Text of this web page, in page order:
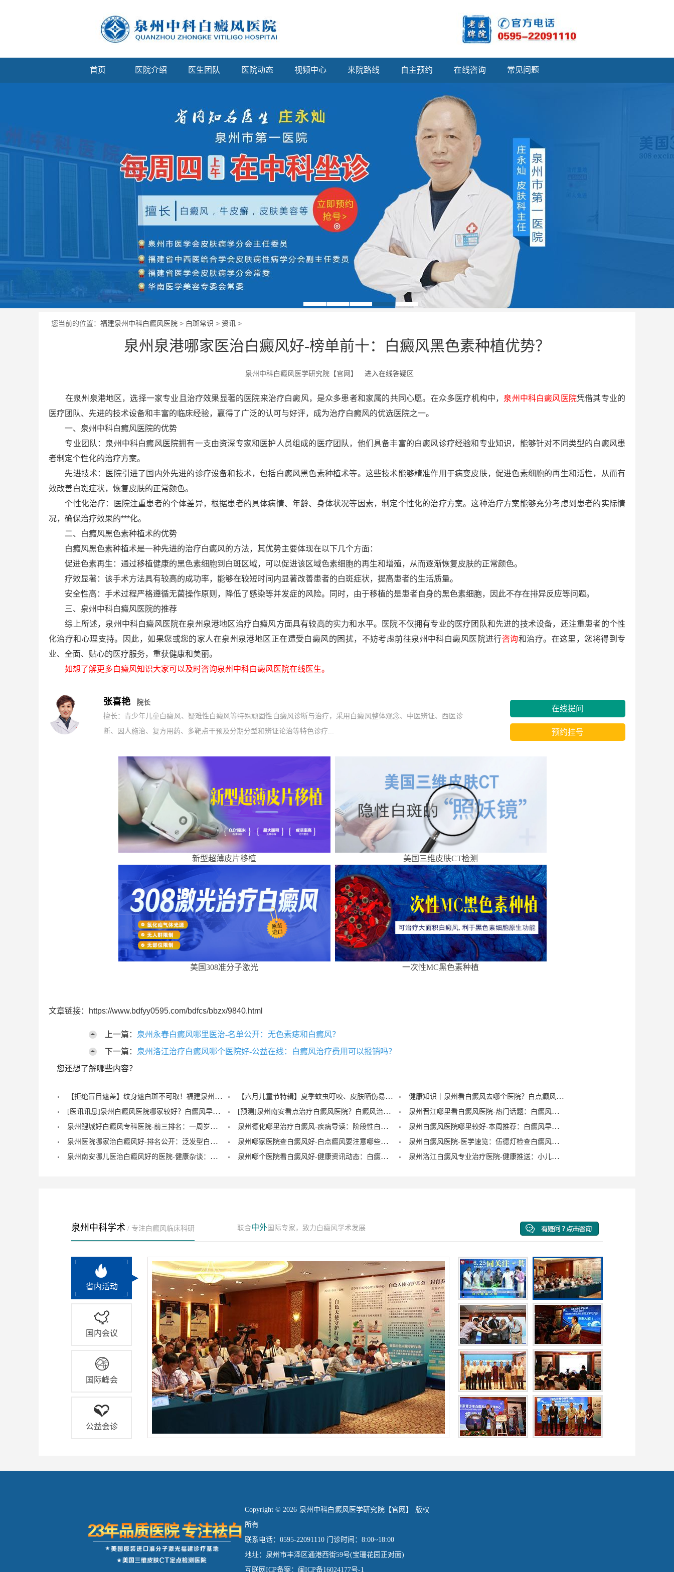
首页 医院介绍 医生团队 医院动态 视频中心 来院路线 自主预约 在线咨询 常见问题
您当前的位置： 福建泉州中科白癜风医院 > 白斑常识 > 资讯 >
泉州泉港哪家医治白癜风好-榜单前十：白癜风黑色素种植优势？
泉州中科白癜风医学研究院【官网】 进入在线答疑区
在泉州泉港地区，选择一家专业且治疗效果显著的医院来治疗白癜风，是众多患者和家属的共同心愿。在众多医疗机构中， 泉州中科白癜风医院凭借其专业的
医疗团队、先进的技术设备和丰富的临床经验，赢得了广泛的认可与好评，成为治疗白癜风的优选医院之一。
一、泉州中科白癜风医院的优势
专业团队：泉州中科白癜风医院拥有一支由资深专家和医护人员组成的医疗团队，他们具备丰富的白癜风诊疗经验和专业知识，能够针对不同类型的白癜风患
者制定个性化的治疗方案。
先进技术：医院引进了国内外先进的诊疗设备和技术，包括白癜风黑色素种植术等。这些技术能够精准作用于病变皮肤，促进色素细胞的再生和活性，从而有
效改善白斑症状，恢复皮肤的正常颜色。
个性化治疗：医院注重患者的个体差异，根据患者的具体病情、年龄、身体状况等因素，制定个性化的治疗方案。这种治疗方案能够充分考虑到患者的实际情
况，确保治疗效果的***化。
二、白癜风黑色素种植术的优势
白癜风黑色素种植术是一种先进的治疗白癜风的方法，其优势主要体现在以下几个方面：
促进色素再生：通过移植健康的黑色素细胞到白斑区域，可以促进该区域色素细胞的再生和增殖，从而逐渐恢复皮肤的正常颜色。
疗效显著：该手术方法具有较高的成功率，能够在较短时间内显著改善患者的白斑症状，提高患者的生活质量。
安全性高：手术过程严格遵循无菌操作原则，降低了感染等并发症的风险。同时，由于移植的是患者自身的黑色素细胞，因此不存在排异反应等问题。
三、泉州中科白癜风医院的推荐
综上所述，泉州中科白癜风医院在泉州泉港地区治疗白癜风方面具有较高的实力和水平。医院不仅拥有专业的医疗团队和先进的技术设备，还注重患者的个性
化治疗和心理支持。因此，如果您或您的家人在泉州泉港地区正在遭受白癜风的困扰，不妨考虑前往泉州中科白癜风医院进行咨询和治疗。在这里，您将得到专
业、全面、贴心的医疗服务，重获健康和美丽。
如想了解更多白癜风知识大家可以及时咨询泉州中科白癜风医院在线医生。
张喜艳
院长
擅长：青少年儿童白癜风、疑难性白癜风等特殊顽固性白癜风诊断与治疗，采用白癜风整体观念、中医辨证、西医诊
断、因人施治、复方用药、多靶点干预及分期分型和辨证论治等特色诊疗...
在线提问
预约挂号
新型超薄皮片移植 美国三维皮肤CT检测
美国308准分子激光 一次性MC黑色素种植
文章链接：https://www.bdfyy0595.com/bdfcs/bbzx/9840.html
上一篇： 泉州永春白癜风哪里医治-名单公开：无色素痣和白癜风？
下一篇： 泉州洛江治疗白癜风哪个医院好-公益在线：白癜风治疗费用可以报销吗？
您还想了解哪些内容？
【拒绝盲目遮盖】纹身遮白斑不可取！福建泉州中科白癜风医院倡导科学诊疗，从根源唤醒黑色素 【六月儿童节特辑】夏季蚊虫叮咬、皮肤晒伤易成白斑“催化剂”，泉州中科：儿童白癜风暑期护理记住三个要点！
健康知识｜泉州看白癜风去哪个医院？白点癫风早期可以自愈？
[医讯讯息]泉州白癜风医院哪家较好？白癜风早期症状能治愈？
[预测]泉州南安看点治疗白癜风医院？白癜风治疗后泛红是怎么回事？
泉州晋江哪里看白癜风医院-热门话题：白癜风症状有哪些？
泉州鲤城好白癜风专科医院-前三排名：一周岁宝宝有白癜风症状？
泉州德化哪里治疗白癜风-疾病导读：阶段性白癜风的症状？
泉州白癜风医院哪里较好-本周推荐：白癜风早期症状如何确诊？
泉州医院哪家治白癜风好-排名公开：泛发型白癜风怎么治疗才正确？
泉州哪家医院查白癜风好-白点癜风要注意哪些饮食禁忌？
泉州白癜风医院-医学速览：伍德灯检查白癜风症状？
泉州南安哪儿医治白癜风好的医院-健康杂谈：治疗儿童脚部白癜风要注重什么？
泉州哪个医院看白癜风好-健康资讯动态：白癜风的症状早期图片？ 泉州洛江白癜风专业治疗医院-健康推送：小儿脸上有白斑是什么原因？
泉州中科学术 / 专注白癜风临床科研 联合中外国际专家，致力白癜风学术发展
省内活动
国内会议
国际峰会
公益会诊
Copyright © 2026 泉州中科白癜风医学研究院【官网】 版权
所有
联系电话：0595-22091110 门诊时间：8:00~18:00
地址：泉州市丰泽区通港西街59号(宝珊花园正对面)
互联网ICP备案：闽ICP备16024177号-1